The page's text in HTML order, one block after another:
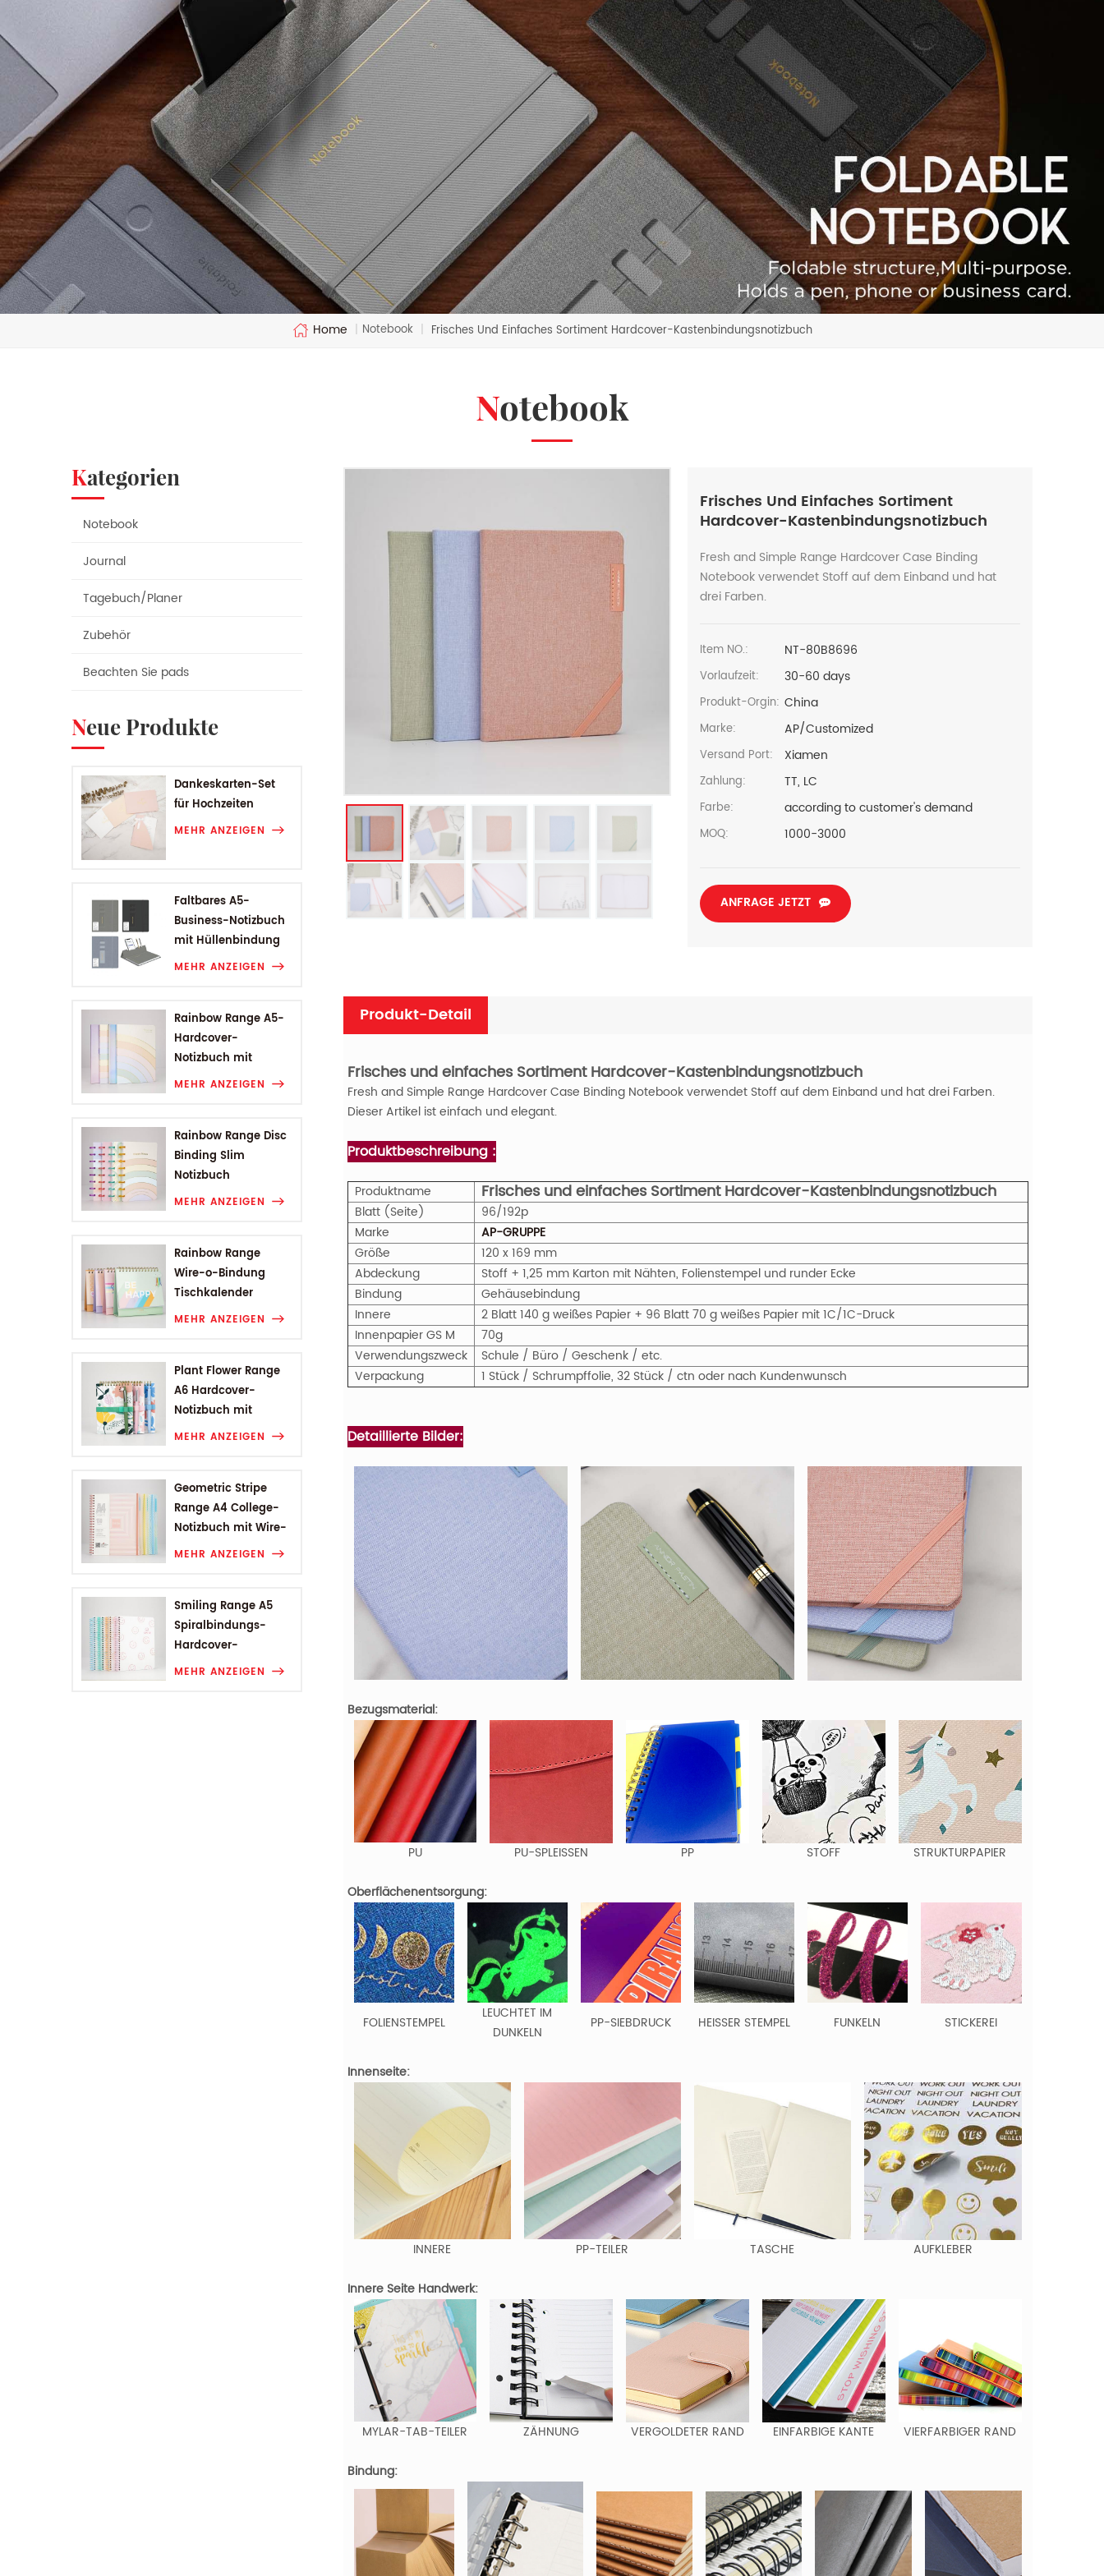
Home | Notebook | Frisches Und Einfaches Sortiment Hardcover-Kastenbindungsnotizbuch
Notebook
Kategorien
Notebook
Journal
Tagebuch/Planer
Zubehör
Beachten Sie pads
Neue Produkte
Dankeskarten-Set
für Hochzeiten
MEHR ANZEIGEN
Faltbares A5-
Business-Notizbuch
mit Hüllenbindung
MEHR ANZEIGEN
Rainbow Range A5-
Hardcover-
Notizbuch mit
Hüllenbindung
MEHR ANZEIGEN
Rainbow Range Disc
Binding Slim
Notizbuch
MEHR ANZEIGEN
Rainbow Range
Wire-o-Bindung
Tischkalender
MEHR ANZEIGEN
Plant Flower Range
A6 Hardcover-
Notizbuch mit
Drahtbindung
MEHR ANZEIGEN
Geometric Stripe
Range A4 College-
Notizbuch mit Wire-
O-Bindung
MEHR ANZEIGEN
Smiling Range A5
Spiralbindungs-
Hardcover-
Studentennotizbuch
MEHR ANZEIGEN
Frisches Und Einfaches Sortiment
Hardcover-Kastenbindungsnotizbuch
Fresh and Simple Range Hardcover Case Binding
Notebook verwendet Stoff auf dem Einband und hat
drei Farben.
Item NO.: NT-80B8696
Vorlaufzeit: 30-60 days
Produkt-Orgin: China
Marke: AP/Customized
Versand Port: Xiamen
Zahlung: TT, LC
Farbe: according to customer's demand
MOQ: 1000-3000
ANFRAGE JETZT
Produkt-Detail
Frisches und einfaches Sortiment Hardcover-Kastenbindungsnotizbuch
Fresh and Simple Range Hardcover Case Binding Notebook verwendet Stoff auf dem Einband und hat drei Farben.
Dieser Artikel ist einfach und elegant.
Produktbeschreibung :
Produktname Frisches und einfaches Sortiment Hardcover-Kastenbindungsnotizbuch
Blatt (Seite)
96/192p
Marke
AP-GRUPPE
Größe
120 x 169 mm
Abdeckung
Stoff + 1,25 mm Karton mit Nähten, Folienstempel und runder Ecke
Bindung
Gehäusebindung
Innere
2 Blatt 140 g weißes Papier + 96 Blatt 70 g weißes Papier mit 1C/1C-Druck
InnenpapierGS M
70g
Verwendungszweck
Schule / Büro / Geschenk / etc.
Verpackung
1 Stück / Schrumpffolie, 32 Stück / ctn oder nach Kundenwunsch
Detaillierte Bilder:
Bezugsmaterial:
PU PU-SPLEISSEN PP STOFF STRUKTURPAPIER
Oberflächenentsorgung:
FOLIENSTEMPEL
LEUCHTET IM
DUNKELN
PP-SIEBDRUCK HEISSER STEMPEL FUNKELN STICKEREI
Innenseite:
INNERE PP-TEILER TASCHE AUFKLEBER
Innere Seite Handwerk:
MYLAR-TAB-TEILER ZÄHNUNG VERGOLDETER RAND EINFARBIGE KANTE VIERFARBIGER RAND
Bindung: